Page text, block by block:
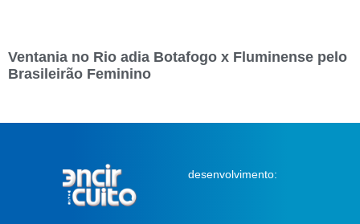
Ventania no Rio adia Botafogo x Fluminense pelo
Brasileirão Feminino
desenvolvimento: